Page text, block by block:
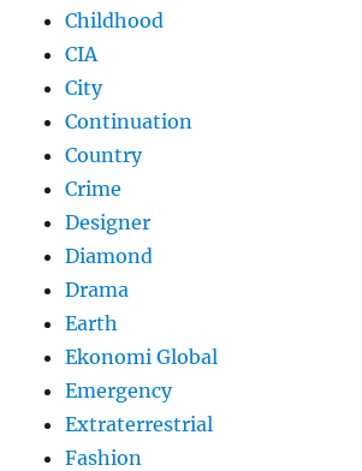
Childhood
CIA
City
Continuation
Country
Crime
Designer
Diamond
Drama
Earth
Ekonomi Global
Emergency
Extraterrestrial
Fashion